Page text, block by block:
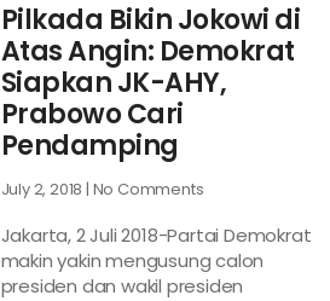
Pilkada Bikin Jokowi di
Atas Angin: Demokrat
Siapkan JK-AHY,
Prabowo Cari
Pendamping
July 2, 2018 No Comments
Jakarta, 2 Juli 2018-Partai Demokrat
makin yakin mengusung calon
presiden dan wakil presiden